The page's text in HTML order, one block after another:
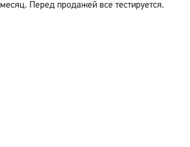
месяц. Перед продажей все тестируется.